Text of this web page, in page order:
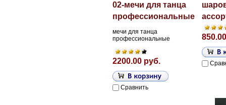
02-мечи для танца
профессиональные
мечи для танца
профессиональные
2200.00 руб.
Сравнить